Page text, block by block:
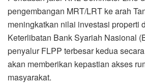
pengembangan MRT/LRT ke arah
meningkatkan nilai investasi properti
Keterlibatan Bank Syariah Nasional
penyalur FLPP terbesar kedua
akan memberikan kepastian akses
masyarakat.